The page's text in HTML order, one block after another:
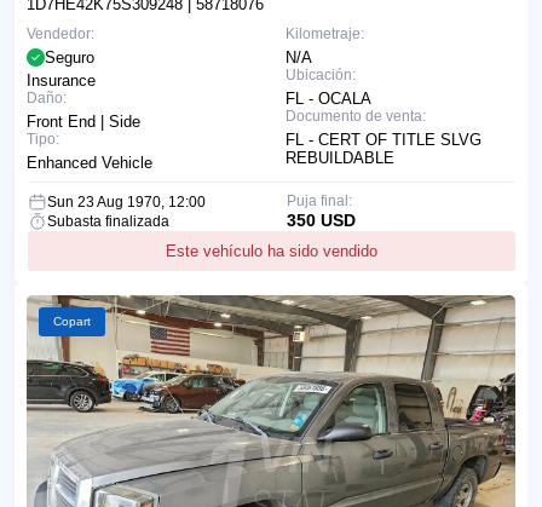
1D7HE42K75S309248 | 58718076
Kilometraje:
N/A
Ubicación:
FL - OCALA
Documento de venta:
FL - CERT OF TITLE SLVG
REBUILDABLE
Vendedor:
Seguro
Insurance
Daño:
Front End | Side
Tipo:
Enhanced Vehicle
Sun 23 Aug 1970, 12:00
Subasta finalizada
Este vehículo ha sido vendido
Puja final:
350 USD
Copart